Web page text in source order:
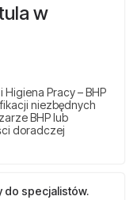
w
Pracy – BHP
niezbędnych
BHP lub
doradczej
do specjalistów.